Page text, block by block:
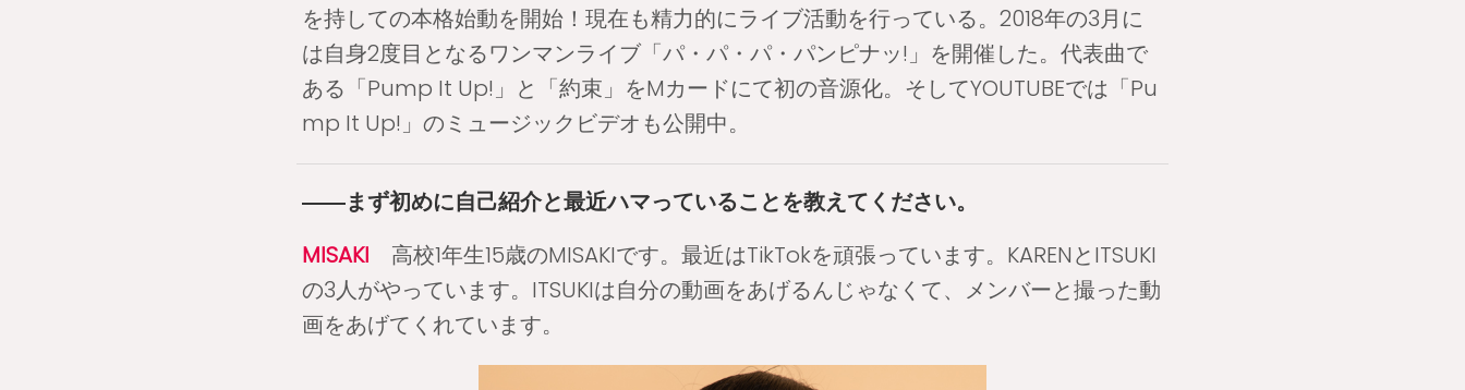
を持しての本格始動を開始！現在も精力的にライブ活動を行っている。2018年の3月に
は自身2度目となるワンマンライブ「パ・パ・パ・パンピナッ!」を開催した。代表曲で
ある「Pump It Up!」と「約束」をMカードにて初の音源化。そしてYOUTUBEでは「Pu
mp It Up!」のミュージックビデオも公開中。
――まず初めに自己紹介と最近ハマっていることを教えてください。
MISAKI 高校1年生15歳のMISAKIです。最近はTikTokを頑張っています。KARENとITSUKI
の3人がやっています。ITSUKIは自分の動画をあげるんじゃなくて、メンバーと撮った動
画をあげてくれています。